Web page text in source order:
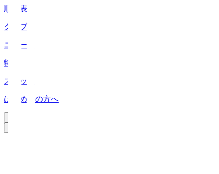
順位表
クラブ
ニュース
特集
スタッツ
はじめての方へ